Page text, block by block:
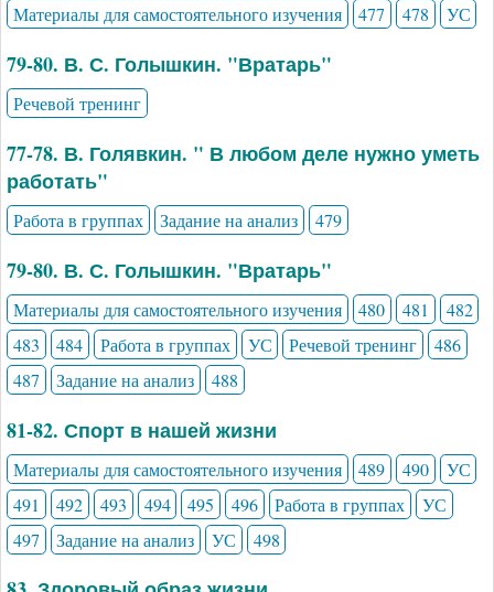
Материалы для самостоятельного изучения 477 478 УС
79-80. В. С. Голышкин. "Вратарь"
Речевой тренинг
77-78. В. Голявкин. " В любом деле нужно уметь
работать"
Работа в группах Задание на анализ 479
79-80. В. С. Голышкин. "Вратарь"
Материалы для самостоятельного изучения 480 481
482
483
484 Работа в группах УС Речевой тренинг
486
487
Задание на анализ 488
81-82. Спорт в нашей жизни
Материалы для самостоятельного изучения 489 490
УС
491
492 493 494 495 496 Работа в группах
УС
497
Задание на анализ УС 498